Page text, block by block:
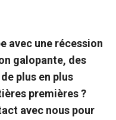
avec une récession
galopante, des
plus en plus
premières ?
avec nous pour